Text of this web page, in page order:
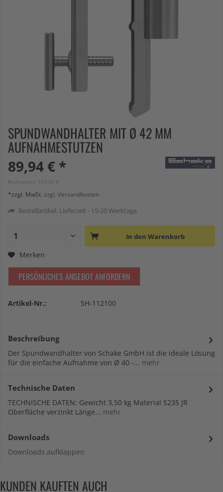
SPUNDWANDHALTER MIT Ø 42 MM
AUFNAHMESTUTZEN
89,94 € *
Bruttopreis: 107,03 €
*zzgl. MwSt. zzgl. Versandkosten
Bestellartikel. Lieferzeit - 15-20 Werktage
In den Warenkorb
Merken
PERSÖNLICHES ANGEBOT ANFORDERN
Artikel-Nr.: SH-112100
Beschreibung
Der Spundwandhalter von Schake GmbH ist die ideale Lösung
für die einfache Aufnahme von Ø 40 -... mehr
Technische Daten
TECHNISCHE DATEN: Gewicht 3,50 kg Material S235 JR
Oberfläche verzinkt Länge... mehr
Downloads
Downloads aufklappen
KUNDEN KAUFTEN AUCH